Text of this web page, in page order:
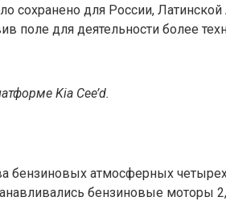
сохранено для России,
поле для деятельности более
Kia Cee’d.
бензиновых атмосферных
бензиновые моторы